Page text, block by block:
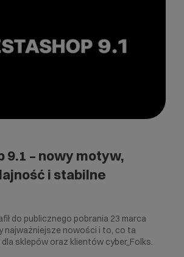
9.1 – nowy motyw,
i stabilne
do publicznego pobrania 23 marca
najważniejsze nowości i to, co ta
sklepów oraz klientów cyber_Folks.